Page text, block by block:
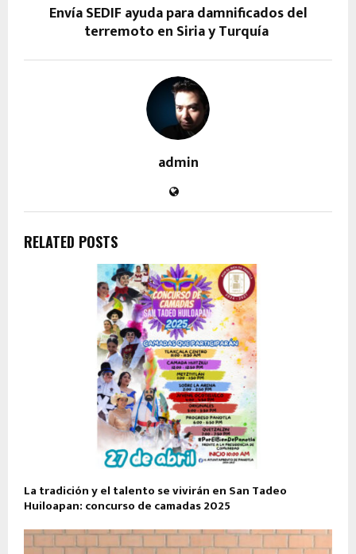
Envía SEDIF ayuda para damnificados del
terremoto en Siria y Turquía
admin
RELATED POSTS
La tradición y el talento se vivirán en San Tadeo
Huiloapan: concurso de camadas 2025